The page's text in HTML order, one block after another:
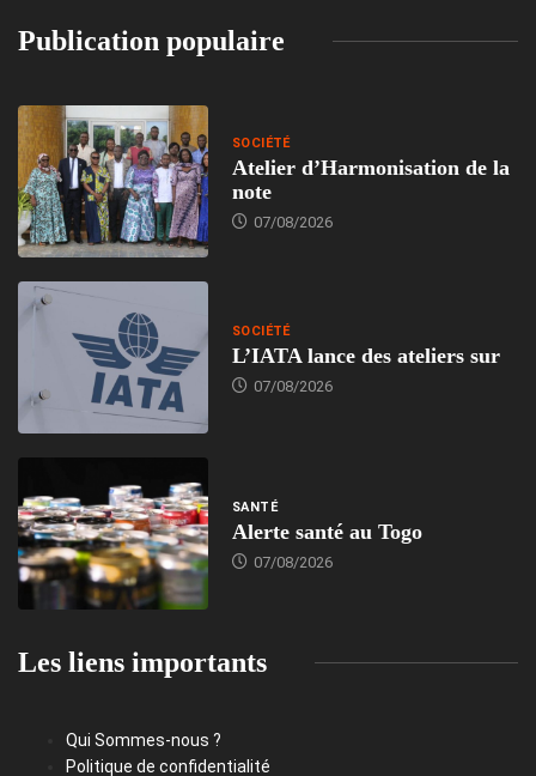
Publication populaire
SOCIÉTÉ
Atelier d’Harmonisation de la
note
07/08/2026
SOCIÉTÉ
L’IATA lance des ateliers sur
07/08/2026
SANTÉ
Alerte santé au Togo
07/08/2026
Les liens importants
Qui Sommes-nous ?
Politique de confidentialité